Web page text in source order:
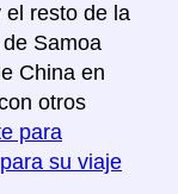
el resto de la
Samoa
China en
otros
para
su viaje